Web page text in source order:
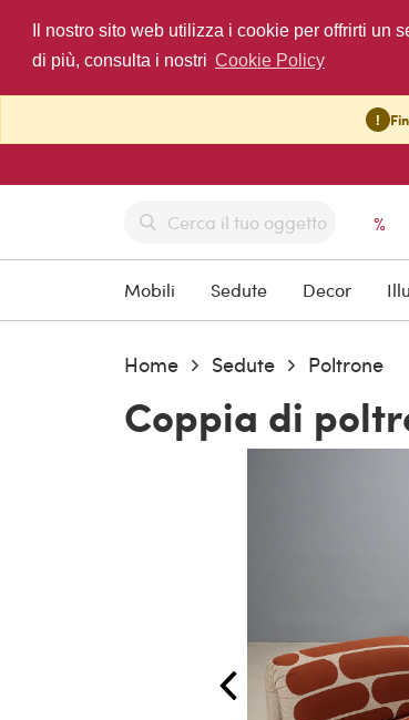
Il nostro sito web utilizza i cookie per offrirti
di più, consulta i nostri Cookie Policy
!
%
Mobili Sedute Decor
Home Sedute Poltrone
Coppia di